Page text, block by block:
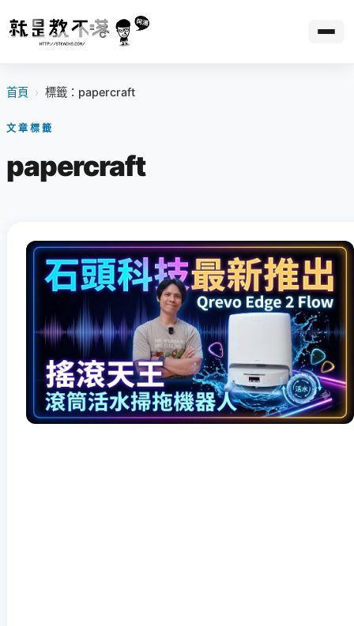
首頁 › 標籤：papercraft
文章標籤
papercraft